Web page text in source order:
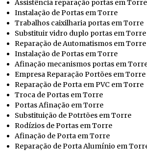
Assistência reparação portas em Torre
Instalação de Portas em Torre
Trabalhos caixilharia portas em Torre
Substituir vidro duplo portas em Torre
Reparação de Automatismos em Torre
Instalação de Portas em Torre
Afinação mecanismos portas em
Empresa Reparação Portões em Torre
Reparação de Porta em PVC em Torre
Troca de Portas em Torre
Portas Afinação em Torre
Substituição de Potrtões em Torre
Rodízios de Portas em Torre
Afinação de Porta em Torre
Reparação de Porta Alumínio em